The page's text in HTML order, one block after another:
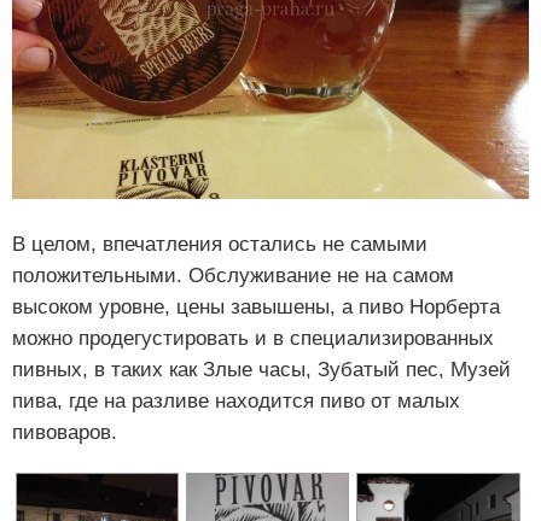
В целом, впечатления остались не самыми
положительными. Обслуживание не на самом
высоком уровне, цены завышены, а пиво Норберта
можно продегустировать и в специализированных
пивных, в таких как Злые часы, Зубатый пес, Музей
пива, где на разливе находится пиво от малых
пивоваров.